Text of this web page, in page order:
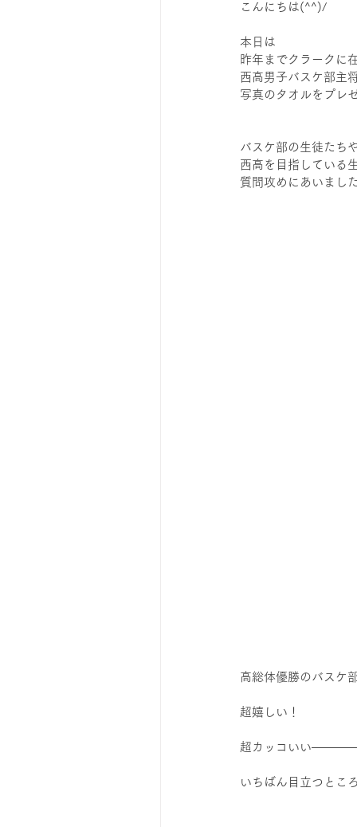
成績アップ
こんにちは(^^)/
本日は
昨年までクラークに
西高男子バスケ部主
写真のタオルをプレ
バスケ部の生徒たち
西高を目指している
質問攻めにあいまし
高総体優勝のバスケ
超嬉しい！
超カッコいい
いちばん目立つとこ